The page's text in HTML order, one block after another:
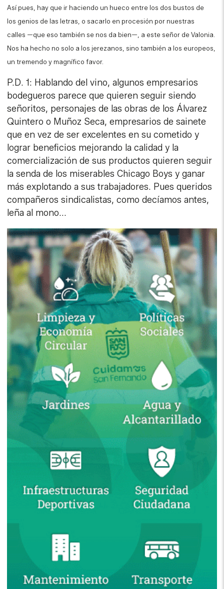
Así pues, hay que ir haciendo un hueco entre los dos bustos de
los genios de las letras, o sacarlo en procesión por nuestras
calles —que eso también se nos da bien—, a este señor de Valonia.
Nos ha hecho no solo a los jerezanos, sino también a los europeos,
un tremendo y magnífico favor.
P.D. 1: Hablando del vino, algunos empresarios
bodegueros parece que quieren seguir siendo
señoritos, personajes de las obras de los Álvarez
Quintero o Muñoz Seca, empresarios de sainete
que en vez de ser excelentes en su cometido y
lograr beneficios mejorando la calidad y la
comercialización de sus productos quieren seguir
la senda de los miserables Chicago Boys y ganar
más explotando a sus trabajadores. Pues queridos
compañeros sindicalistas, como decíamos antes,
leña al mono...